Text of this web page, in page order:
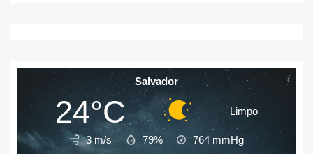
Salvador
24°C Limpo
3 m/s 79% 764 mmHg